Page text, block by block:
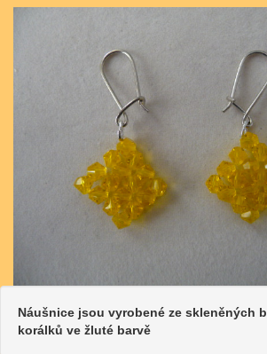
Náušnice jsou vyrobené ze skleněných
korálků ve žluté barvě